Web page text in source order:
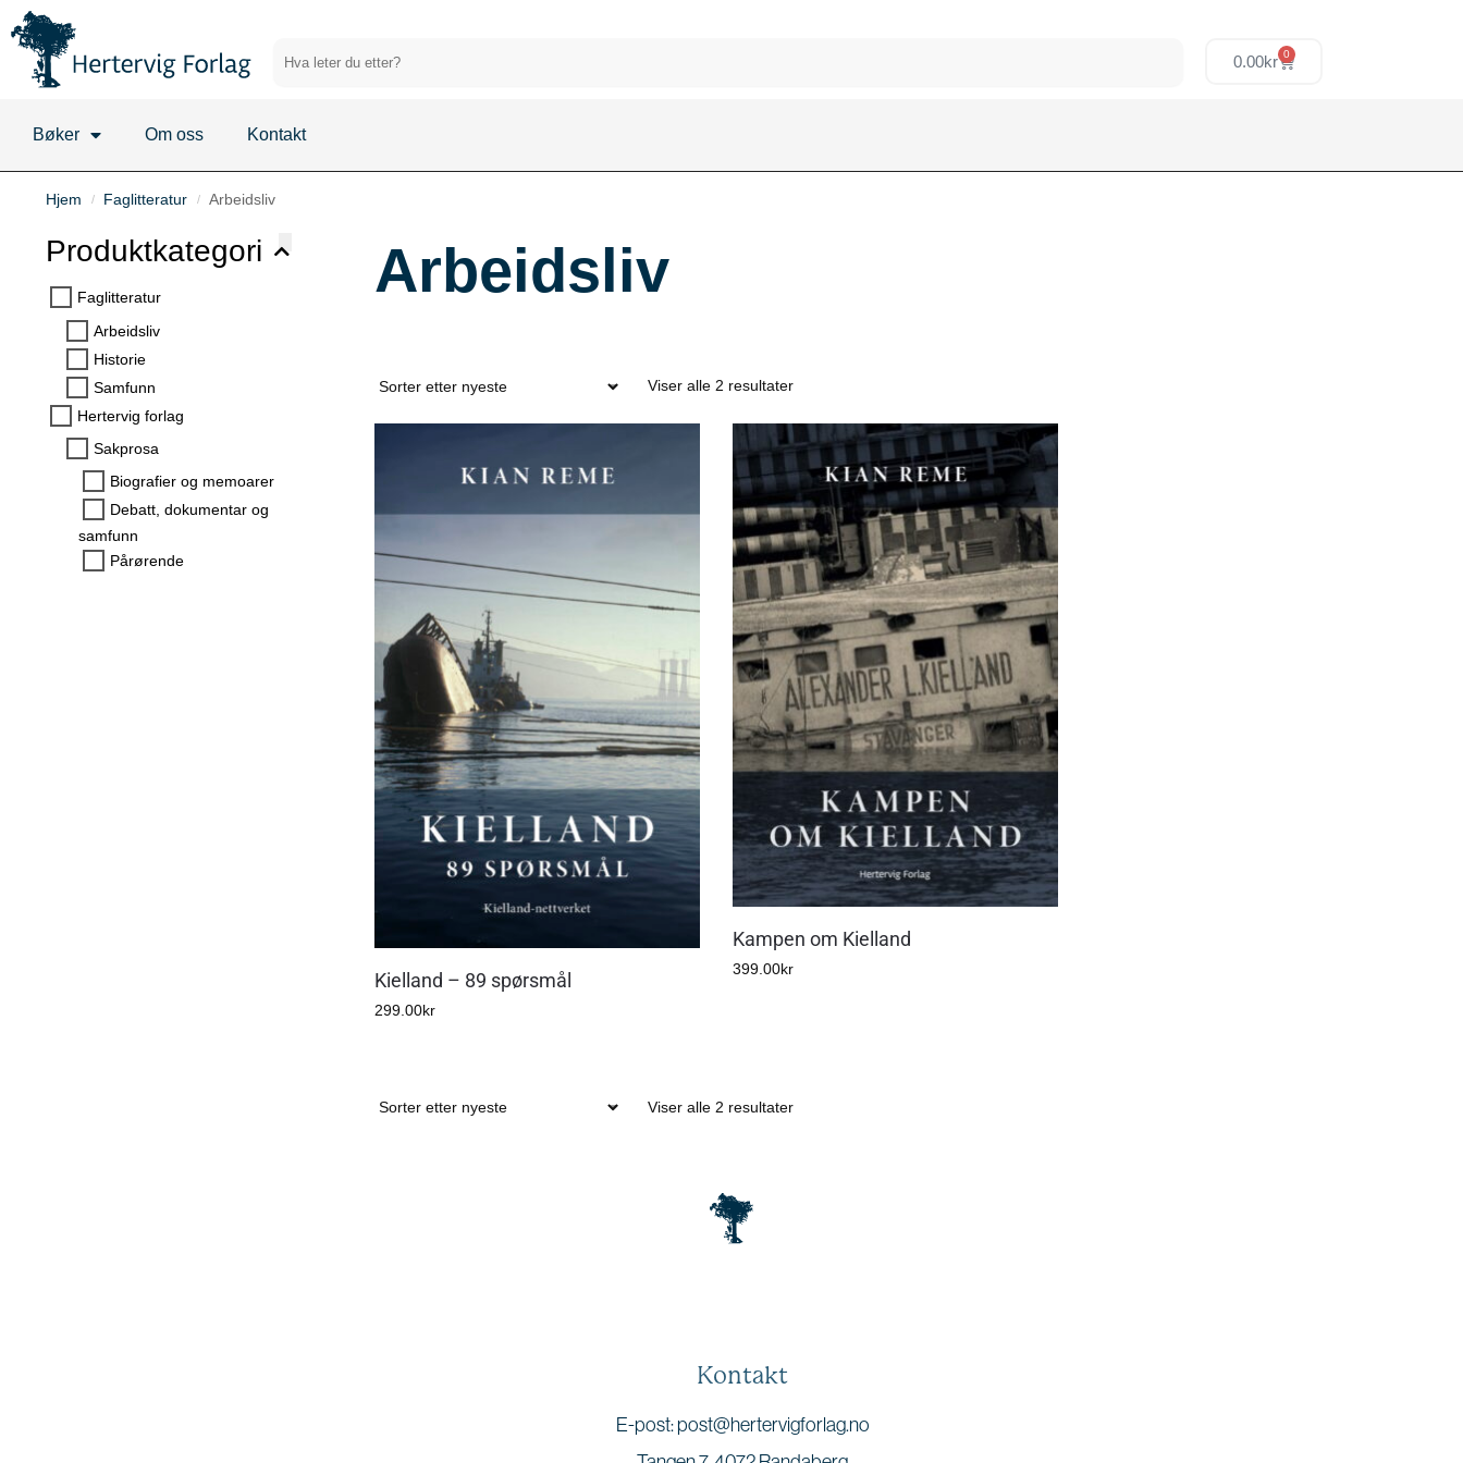
0.00kr 0
Bøker Om oss Kontakt
Hjem / Faglitteratur / Arbeidsliv
Arbeidsliv
Viser alle 2 resultater
Kielland – 89 spørsmål
299.00kr
Kampen om Kielland
399.00kr
Viser alle 2 resultater
Produktkategori
Faglitteratur
Arbeidsliv
Historie
Samfunn
Hertervig forlag
Sakprosa
Biografier og memoarer
Debatt, dokumentar og
samfunn
Pårørende
Kontakt
E-post: post@hertervigforlag.no